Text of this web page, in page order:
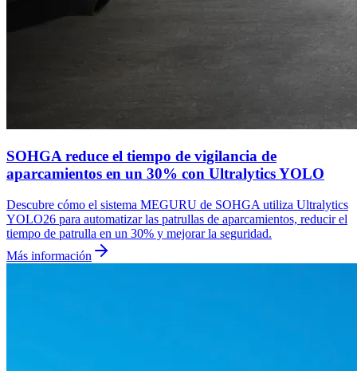
SOHGA reduce el tiempo de vigilancia de
aparcamientos en un 30% con Ultralytics YOLO
Descubre cómo el sistema MEGURU de SOHGA utiliza Ultralytics
YOLO26 para automatizar las patrullas de aparcamientos, reducir el
tiempo de patrulla en un 30% y mejorar la seguridad.
Más información